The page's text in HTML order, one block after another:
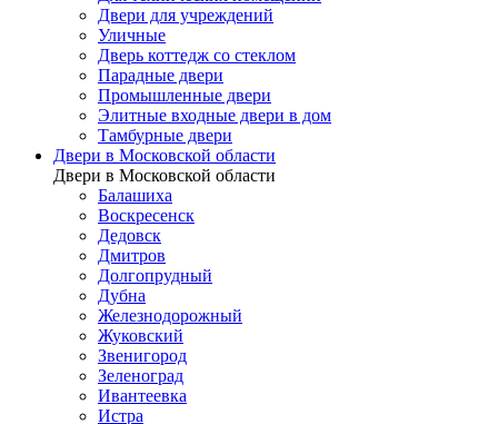
Двери для учреждений
Уличные
Дверь коттедж со стеклом
Парадные двери
Промышленные двери
Элитные входные двери в дом
Тамбурные двери
Двери в Московской области
Двери в Московской области
Балашиха
Воскресенск
Дедовск
Дмитров
Долгопрудный
Дубна
Железнодорожный
Жуковский
Звенигород
Зеленоград
Ивантеевка
Истра